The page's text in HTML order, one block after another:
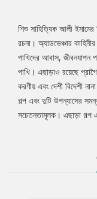
Tab
Article
শিশু সাহিত্যিক আলী
রচনা। অ্যাডভেঞ্চার
পাখিদের আবাস, জীবনযাপন
পাখি। এছাড়াও রয়েছে
করণীয় এবং দেশী বিদেশী
গল্প এবং দুটি উপন্যাসের
সচেতনতামূলক। এছাড়া